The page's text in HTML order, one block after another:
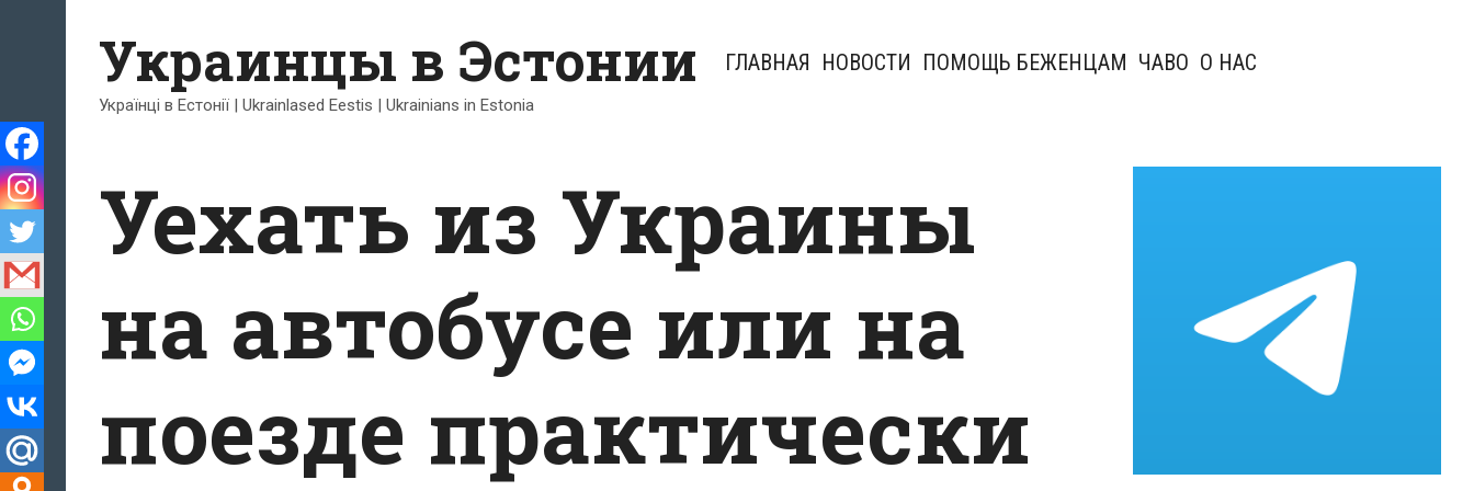
содержимому
Украинцы в Эстонии
Українці в Естонії | Ukrainlased Eestis | Ukrainians in Estonia
ГЛАВНАЯ НОВОСТИ ПОМОЩЬ БЕЖЕНЦАМ ЧАВО О НАС
Уехать из Украины
на автобусе или на
поезде практически